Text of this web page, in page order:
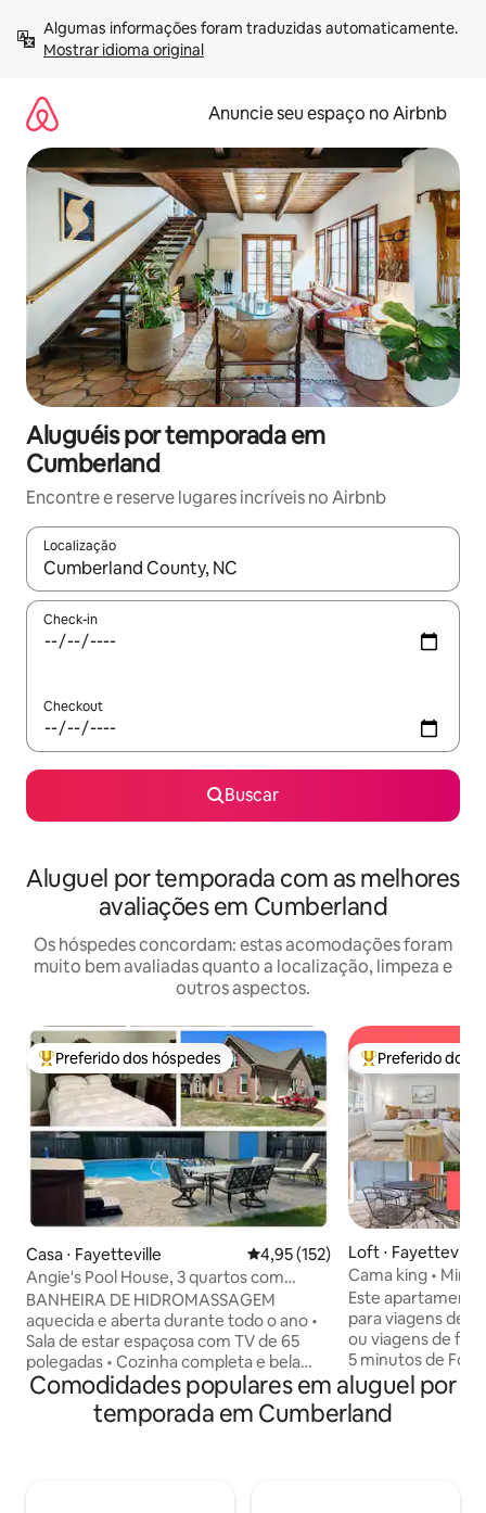
para
Mostrar idioma original
Anuncie seu espaço no Airbnb
Aluguéis por temporada em
Cumberland
Encontre e reserve lugares incríveis no Airbnb
Localização
Quando os resultados estiverem disponíveis, explore-os
Check-in
Checkout
Buscar
Aluguel por temporada com as melhores
avaliações em Cumberland
Os hóspedes concordam: estas acomodações foram
muito bem avaliadas quanto a localização, limpeza e
outros aspectos.
Entre os melhores preferidos dos hóspedes
Preferido dos hóspedes
Casa ⋅ Fayetteville 4,95 de uma avaliação média de
4,95 (152)
Angie's Pool House, 3 quartos com
piscina e banheira de hidromassagem
BANHEIRA DE HIDROMASSAGEM
aquecida e aberta durante todo o ano •
Sala de estar espaçosa com TV de 65
polegadas • Cozinha completa e bela
área de jantar, com capacidade para 8
pessoas • Quarto principal com cama
king size, TV, banheiro privativo com
Entre os
Preferido dos
Loft ⋅ Fayetteville
Cama king •
i95 • Pátio
Este
para viagens de
ou viagens de fim
5 minutos de Fort
Fear Medical e
Seja aqui por
espaço foi
Comodidades populares em aluguel por
temporada em Cumberland